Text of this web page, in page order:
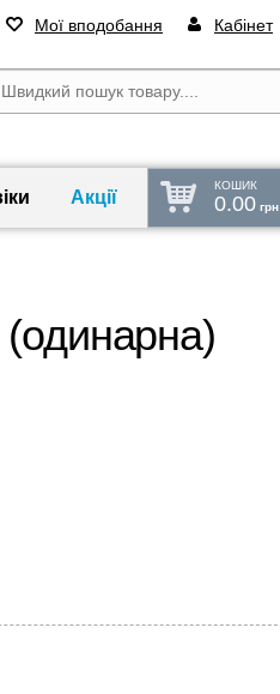
Мої вподобання Кабінет
Акції
КОШИК
0.00 грн